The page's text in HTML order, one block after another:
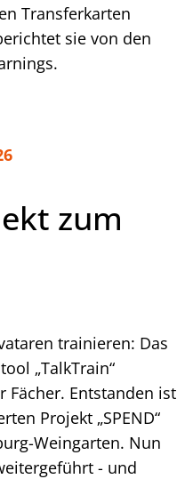
Transferkarten
sie von den
zum
trainieren: Das
„TalkTrain“
Fächer. Entstanden ist
Projekt „SPEND“
Weingarten. Nun
- und